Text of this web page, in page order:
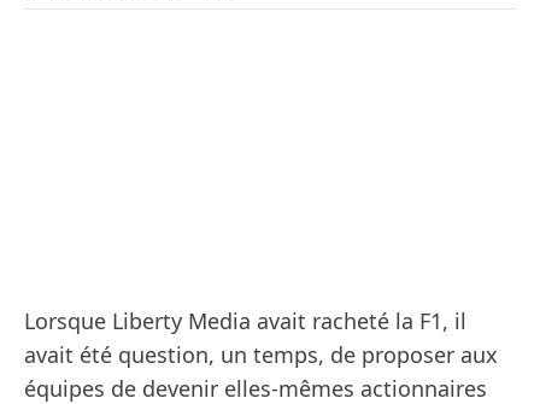
Lorsque Liberty Media avait racheté la F1, il
avait été question, un temps, de proposer aux
équipes de devenir elles-mêmes actionnaires